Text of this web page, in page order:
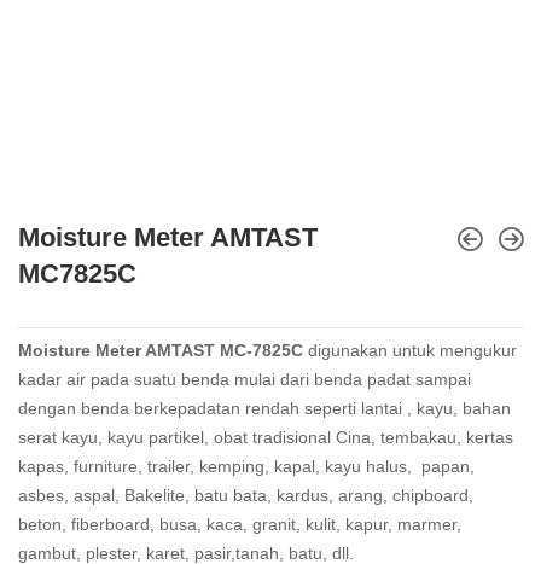
Moisture Meter AMTAST
MC7825C
Moisture Meter AMTAST MC-7825C digunakan untuk mengukur
kadar air pada suatu benda mulai dari benda padat sampai
dengan benda berkepadatan rendah seperti lantai , kayu, bahan
serat kayu, kayu partikel, obat tradisional Cina, tembakau, kertas
kapas, furniture, trailer, kemping, kapal, kayu halus, papan,
asbes, aspal, Bakelite, batu bata, kardus, arang, chipboard,
beton, fiberboard, busa, kaca, granit, kulit, kapur, marmer,
gambut, plester, karet, pasir,tanah, batu, dll.